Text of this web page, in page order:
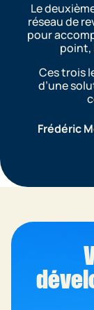
Le
réseau de
pour
point,
Ces trois
d’une
Frédéric